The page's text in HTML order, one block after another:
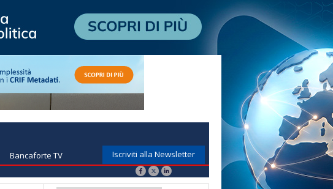
Bancaforte TV Iscriviti alla Newsletter